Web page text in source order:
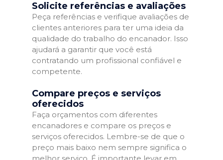
Solicite referências e avaliações
Peça referências e verifique avaliações de
clientes anteriores para ter uma ideia da
qualidade do trabalho do encanador. Isso
ajudará a garantir que você está
contratando um profissional confiável e
competente.
Compare preços e serviços
oferecidos
Faça orçamentos com diferentes
encanadores e compare os preços e
serviços oferecidos. Lembre-se de que o
preço mais baixo nem sempre significa o
melhor serviço. É importante levar em